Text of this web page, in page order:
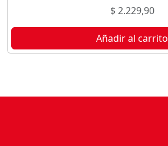
$2.229,90
Añadir al carrito